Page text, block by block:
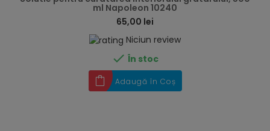
ml Napoleon 10240
65,00 lei
Niciun review
 În stoc
Adaugă în Coș